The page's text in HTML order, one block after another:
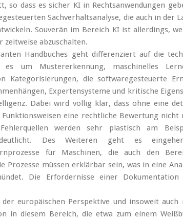
so dass es sicher KI in Rechtsanwendungen
Sachverhaltsanalyse, die auch in der
Souverän im Bereich KI ist allerdings,
zeitweise abzuschalten.
Handbuches geht differenziert auf die
um Mustererkennung, maschinelles
Kategorisierungen, die softwaregesteuerte
Expertensysteme und kritische
Dabei wird völlig klar, dass ohne eine
eine rechtliche Bewertung nicht
werden sehr plastisch am
Des Weiteren geht es
für Maschinen, die auch den
Prozesse müssen erklärbar sein, was in eine
Die Erfordernisse einer Dokumentation
europäischen Perspektive und insoweit auch
in diesem Bereich, die etwa zum einem